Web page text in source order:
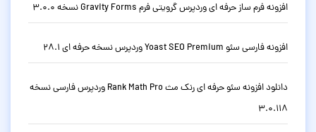
افزونه فرم ساز حرفه ای وردپرس گرویتی فرم Gravity Forms نسخه 3.0.0
افزونه فارسی سئو Yoast SEO Premium وردپرس نسخه حرفه ای 28.1
دانلود افزونه سئو حرفه ای رنک مث Rank Math Pro وردپرس فارسی نسخه
3.0.118